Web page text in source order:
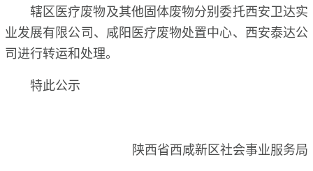
辖区医疗废物及其他固体废物分别委托西安卫达实
业发展有限公司、咸阳医疗废物处置中心、西安泰达公
司进行转运和处理。
特此公示
陕西省西咸新区社会事业服务局